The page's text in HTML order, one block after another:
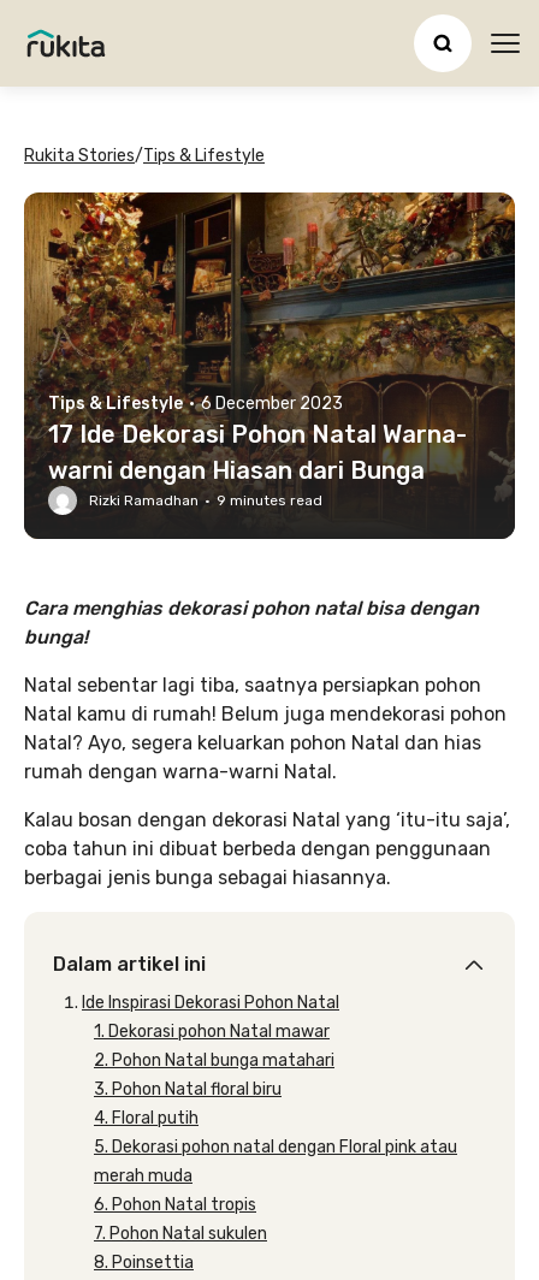
Rukita Stories/Tips & Lifestyle
Tips & Lifestyle · 6 December 2023
17 Ide Dekorasi Pohon Natal Warna-
warni dengan Hiasan dari Bunga
Rizki Ramadhan · 9 minutes read
Cara menghias dekorasi pohon natal bisa dengan
bunga!
Natal sebentar lagi tiba, saatnya persiapkan pohon
Natal kamu di rumah! Belum juga mendekorasi pohon
Natal? Ayo, segera keluarkan pohon Natal dan hias
rumah dengan warna-warni Natal.
Kalau bosan dengan dekorasi Natal yang ‘itu-itu saja’,
coba tahun ini dibuat berbeda dengan penggunaan
berbagai jenis bunga sebagai hiasannya.
Dalam artikel ini
Ide Inspirasi Dekorasi Pohon Natal
1. Dekorasi pohon Natal mawar
2. Pohon Natal bunga matahari
3. Pohon Natal floral biru
4. Floral putih
5. Dekorasi pohon natal dengan Floral pink atau
merah muda
6. Pohon Natal tropis
7. Pohon Natal sukulen
8. Poinsettia